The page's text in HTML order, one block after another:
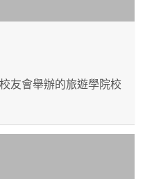
友會舉辦的旅遊學院校